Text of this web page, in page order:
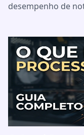
desempenho de